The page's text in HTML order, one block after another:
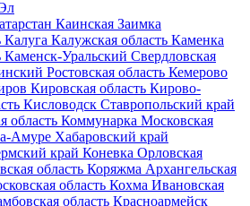
Каинская Заимка
Калуга Калужская область Каменка
Каменск-Уральский Свердловская
Ростовская область Кемерово
Кировская область Кирово-
Кисловодск Ставропольский край
область Коммунарка Московская
Амуре Хабаровский край
край Коневка Орловская
область Коряжма Архангельская
область Кохма Ивановская
область Красноармейск